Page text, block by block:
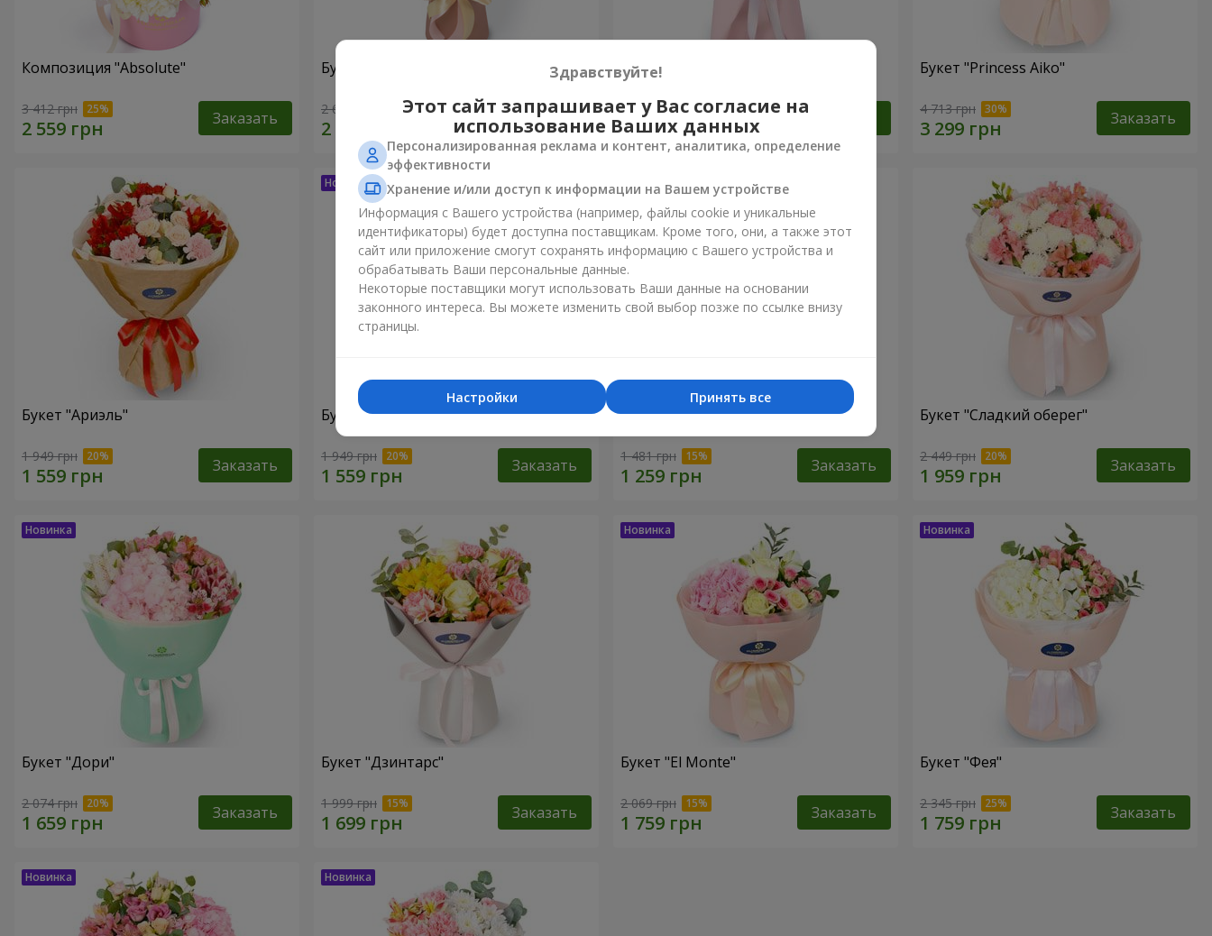
Композиция "Absolute"
3 412 грн Заказать
Букет "Шедевр"
2 624 грн Заказать
Букет "Океан цветов"
1 443 грн
Букет "Princess Aiko"
4 713 грн Заказать
Букет "Ариэль"
1 949 грн Заказать
Букет "Светлана"
1 949 грн Заказать
Букет "Розовый зефир"
1 481 грн Заказать
Букет "Сладкий оберег"
2 449 грн Заказать
Букет "Дори"
2 074 грн Заказать
Букет "Дзинтарс"
1 999 грн Заказать
Букет "El Monte"
2 069 грн Заказать
Букет "Фея"
2 345 грн Заказать
Здравствуйте!
Этот сайт запрашивает у Вас согласие на
использование Ваших данных
Персонализированная реклама и контент, аналитика, определение
эффективности
Хранение и/или доступ к информации на Вашем устройстве
Информация с Вашего устройства (например, файлы cookie и уникальные
идентификаторы) будет доступна поставщикам. Кроме того, они, а также этот
сайт или приложение смогут сохранять информацию с Вашего устройства и
обрабатывать Ваши персональные данные.
Некоторые поставщики могут использовать Ваши данные на основании
законного интереса. Вы можете изменить свой выбор позже по ссылке внизу
страницы.
Принять все
Настройки